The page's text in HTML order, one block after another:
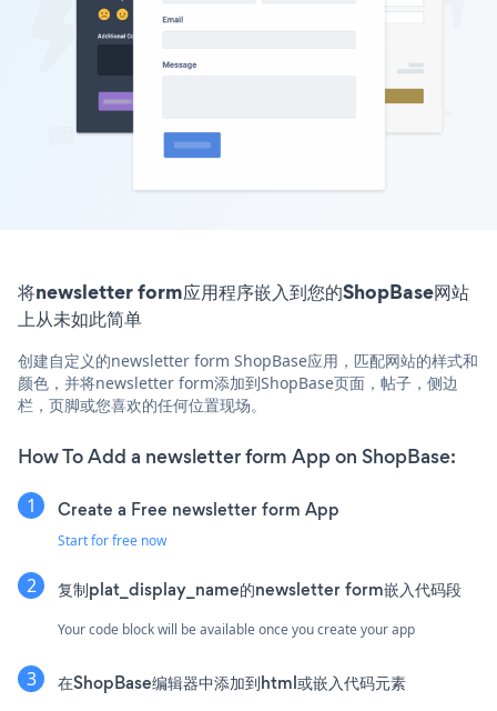
将newsletter form应用程序嵌入到您的ShopBase网站
上从未如此简单
创建自定义的newsletter form ShopBase应用，匹配网站的样式和
颜色，并将newsletter form添加到ShopBase页面，帖子，侧边
栏，页脚或您喜欢的任何位置现场。
How To Add a newsletter form App on ShopBase:
Create a Free newsletter form App
Start for free now
复制plat_display_name的newsletter form嵌入代码段
Your code block will be available once you create your app
在ShopBase编辑器中添加到html或嵌入代码元素